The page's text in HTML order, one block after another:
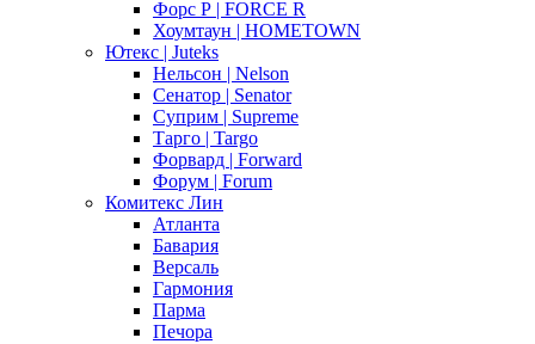
Форс Р | FORCE R
Хоумтаун | HOMETOWN
Ютекс | Juteks
Нельсон | Nelson
Сенатор | Senator
Суприм | Supreme
Тарго | Targo
Форвард | Forward
Форум | Forum
Комитекс Лин
Атланта
Бавария
Версаль
Гармония
Парма
Печора